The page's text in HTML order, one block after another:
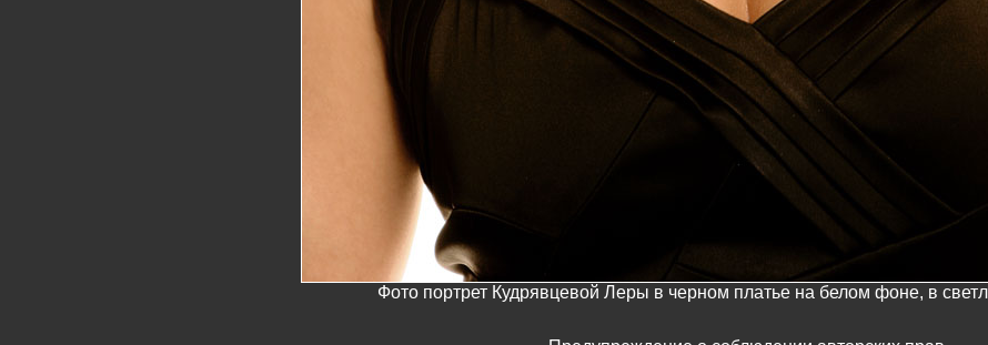
Фото портрет Кудрявцевой Леры в черном платье на белом фоне, в